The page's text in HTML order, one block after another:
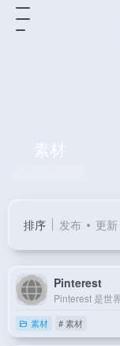
素材
排序 发布 更新
Pinterest
Pinterest 是世
素材 # 素材